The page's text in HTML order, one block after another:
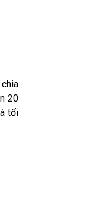
20
tối